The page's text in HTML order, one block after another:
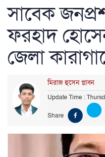
সাবেক
ফরহাদ
জেলা
মিরাজ হুসেন প্লাবন
Update Time :
Share